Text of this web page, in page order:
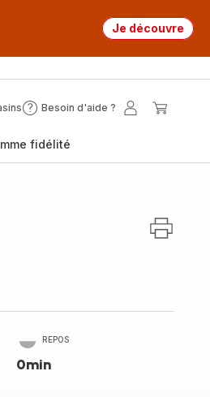
Je découvre
Besoin d'aide ?
Besoin
?
Mon
fidélité
REPOS
0min